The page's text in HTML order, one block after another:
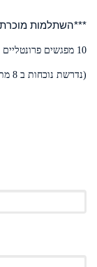
***השתלמות
10 מפגשים פרונטליים ומקוונים (פירוט בקובץ המצורף) כולל ביקור במעבדות הקוואנטים המתקדמות בתחומן. הקורס יתקיים בימי חמישי בשעות 16-18
(נדרשת נוכחות ב 8 מתוך 10 המפגשים בכדי לקבל הכרה בהשתלמות).